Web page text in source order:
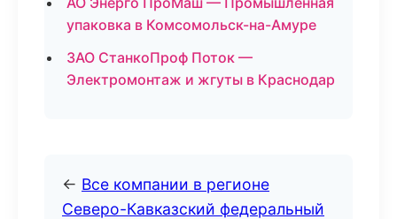
упаковка в Комсомольск-на-Амуре
ЗАО СтанкоПроф Поток —
Электромонтаж и жгуты в Краснодар
← Все компании в регионе
Северо-Кавказский федеральный